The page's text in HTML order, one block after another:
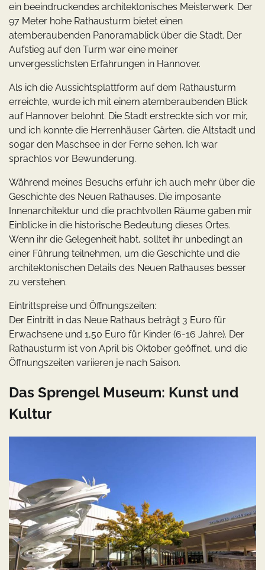
ein beeindruckendes architektonisches Meisterwerk. Der
97 Meter hohe Rathausturm bietet einen
atemberaubenden Panoramablick über die Stadt. Der
Aufstieg auf den Turm war eine meiner
unvergesslichsten Erfahrungen in Hannover.
Als ich die Aussichtsplattform auf dem Rathausturm
erreichte, wurde ich mit einem atemberaubenden Blick
auf Hannover belohnt. Die Stadt erstreckte sich vor mir,
und ich konnte die Herrenhäuser Gärten, die Altstadt und
sogar den Maschsee in der Ferne sehen. Ich war
sprachlos vor Bewunderung.
Während meines Besuchs erfuhr ich auch mehr über die
Geschichte des Neuen Rathauses. Die imposante
Innenarchitektur und die prachtvollen Räume gaben mir
Einblicke in die historische Bedeutung dieses Ortes.
Wenn ihr die Gelegenheit habt, solltet ihr unbedingt an
einer Führung teilnehmen, um die Geschichte und die
architektonischen Details des Neuen Rathauses besser
zu verstehen.
Eintrittspreise und Öffnungszeiten:
Der Eintritt in das Neue Rathaus beträgt 3 Euro für
Erwachsene und 1,50 Euro für Kinder (6-16 Jahre). Der
Rathausturm ist von April bis Oktober geöffnet, und die
Öffnungszeiten variieren je nach Saison.
Das Sprengel Museum: Kunst und
Kultur